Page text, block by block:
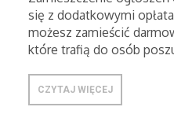
się z dodatkowymi
możesz zamieścić
które trafią do osób
CZYTAJ WIĘCEJ